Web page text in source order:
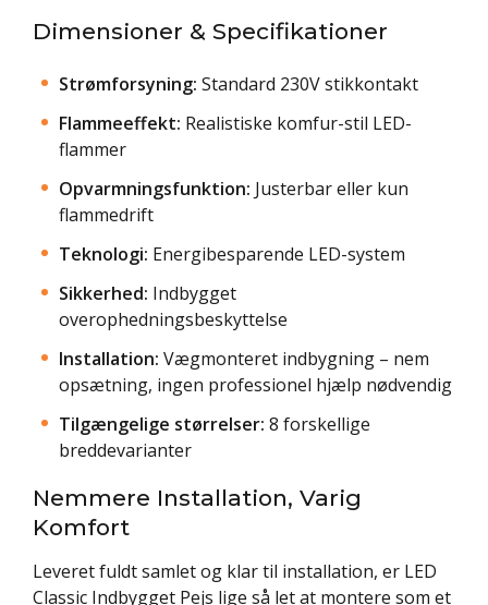
Dimensioner & Specifikationer
Strømforsyning: Standard 230V stikkontakt
Flammeeffekt: Realistiske komfur-stil LED-
flammer
Opvarmningsfunktion: Justerbar eller kun
flammedrift
Teknologi: Energibesparende LED-system
Sikkerhed: Indbygget
overophedningsbeskyttelse
Installation: Vægmonteret indbygning – nem
opsætning, ingen professionel hjælp nødvendig
Tilgængelige størrelser: 8 forskellige
breddevarianter
Nemmere Installation, Varig
Komfort
Leveret fuldt samlet og klar til installation, er LED
Classic Indbygget Pejs lige så let at montere som et